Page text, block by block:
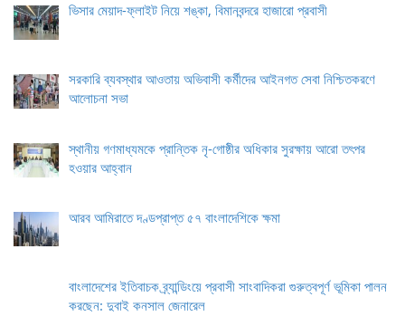
ভিসার মেয়াদ-ফ্লাইট নিয়ে শঙ্কা, বিমানবন্দরে হাজারো প্রবাসী
সরকারি ব্যবস্থার আওতায় অভিবাসী কর্মীদের আইনগত সেবা নিশ্চিতকরণে
আলোচনা সভা
স্থানীয় গণমাধ্যমকে প্রান্তিক নৃ-গোষ্ঠীর অধিকার সুরক্ষায় আরো তৎপর
হওয়ার আহ্বান
আরব আমিরাতে দণ্ডপ্রাপ্ত ৫৭ বাংলাদেশিকে ক্ষমা
বাংলাদেশের ইতিবাচক ব্র্যান্ডিংয়ে প্রবাসী সাংবাদিকরা গুরুত্বপূর্ণ ভূমিকা পালন
করছেন: দুবাই কনসাল জেনারেল